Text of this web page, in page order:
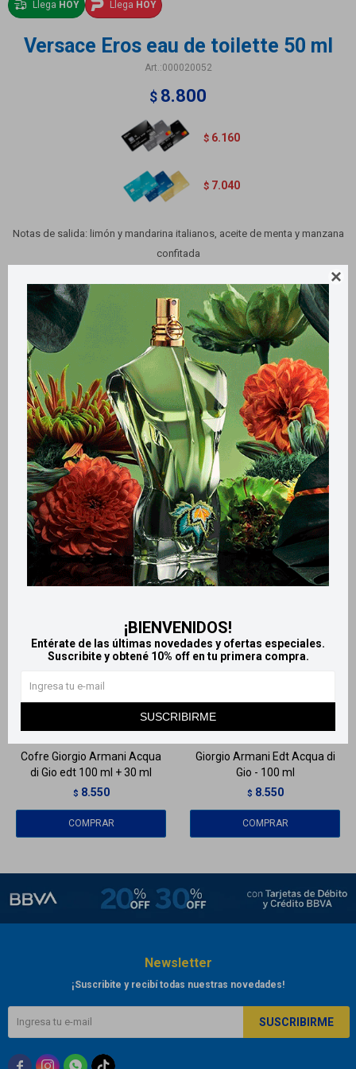

¡BIENVENIDOS!
Entérate de las últimas novedades y ofertas especiales.
Suscribite y obtené 10% off en tu primera compra.
SUSCRIBIRME
Llega HOY Llega HOY
Versace Eros eau de toilette 50 ml
000020052
$ 8.800
$ 6.160
$ 7.040
Notas de salida: limón y mandarina italianos, aceite de menta y manzana
confitada
Notas de fondo: cedro de Atlas y Virginia, esencia Vetiver Orpur®, esencia
Patchouli Coeur Orpur®, sándalo
Métodos y costos de envío
Retiros gratuitos en tiendas
Productos que te pueden interesar
LlegaHOY
Cofre Giorgio Armani Acqua
di Gio edt 100 ml + 30 ml
$ 8.550
Giorgio Armani Edt Acqua di
Gio - 100 ml
$ 8.550
Newsletter
¡Suscribite y recibí todas nuestras novedades!
SUSCRIBIRME
  